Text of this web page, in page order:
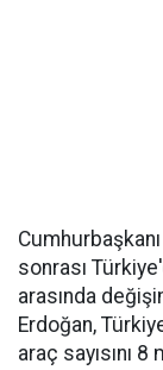
sonrası
arasında
Erdoğan,
araç sayısını